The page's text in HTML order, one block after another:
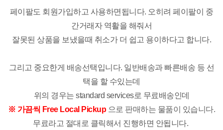
페이팔도 회원가입하고 사용하면됩니다. 오히려 페이팔이 중
간거래자 역활을 해줘서
잘못된 상품을 보냈을때 취소가 더 쉽고 용이하다고 합니다.
그리고 중요한게 배송선택입니다. 일반배송과 빠른배송 등 선
택을 할 수있는데
위의 경우는 standard services로 무료배송인데
※ 가끔씩 Free Local Pickup으로 판매하는 물품이 있습니다.
무료라고 절대로 클릭해서 진행하면 안됩니다.